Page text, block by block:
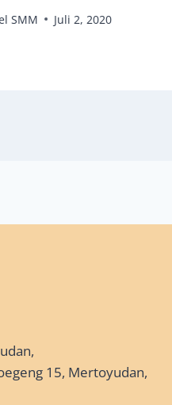
SMM Juli 2, 2020
15, Mertoyudan,